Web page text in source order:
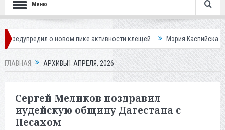
Меню
пике активности клещей Мэрия Каспийска назвала причину
ГЛАВНАЯ АРХИВЫ1 АПРЕЛЯ, 2026
Сергей Меликов поздравил
иудейскую общину Дагестана с
Песахом